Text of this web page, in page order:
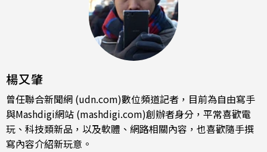
楊又肇
曾任聯合新聞網 (udn.com)數位頻道記者，目前為自由寫手
與Mashdigi網站 (mashdigi.com)創辦者身分，平常喜歡電
玩、科技類新品，以及軟體、網路相關內容，也喜歡隨手撰
寫內容介紹新玩意。